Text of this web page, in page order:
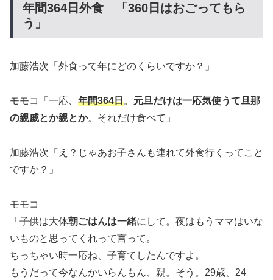
年間364日外食 「360日はおごってもら
う」
加藤浩次「外食って年にどのくらいですか？」
モモコ「一応、 年間364日。 元旦だけは一応気使うて旦那
の親戚とか親とか。それだけ食べて」
加藤浩次「え？じゃあお子さんも連れて外食行くってこと
ですか？」
モモコ
「子供は大体朝ごはんは一緒にして。夜はもうママはいな
いものと思ってくれって言って。
ちっちゃい時一応ね、子育てしたんですよ。
もうだって今なんかいらんもん、親。そう。29歳、24